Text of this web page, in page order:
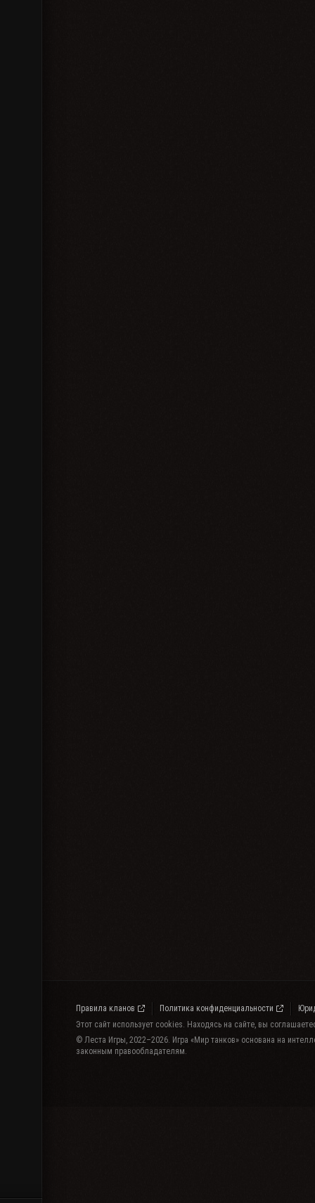
Правила кланов Политика конфиденциальности
Этот сайт использует cookies. Находясь на сайте, вы
© Леста Игры, 2022–2026. Игра «Мир танков» основана на
законным правообладателям.